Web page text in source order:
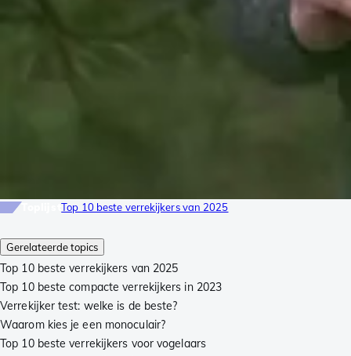
Gerelateerde topics
Top 10 beste verrekijkers van 2025
Top 10 beste compacte verrekijkers in 2023
Verrekijker test: welke is de beste?
Waarom kies je een monoculair?
Top 10 beste verrekijkers voor vogelaars
ToplijstTop 10 beste verrekijkers van 2025